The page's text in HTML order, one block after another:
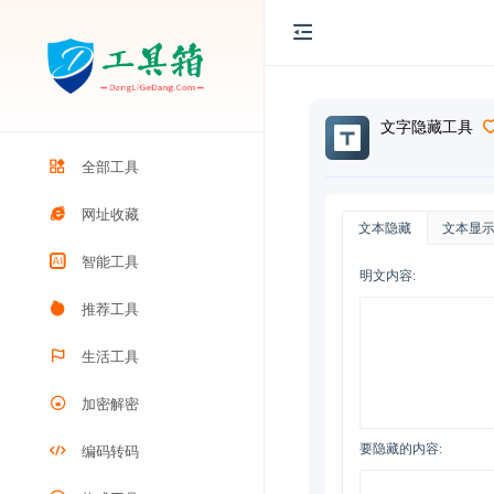
全部工具
网址收藏
智能工具
推荐工具
生活工具
加密解密
编码转码
文字隐藏工具
文本隐藏 文本显示
明文内容:
要隐藏的内容: